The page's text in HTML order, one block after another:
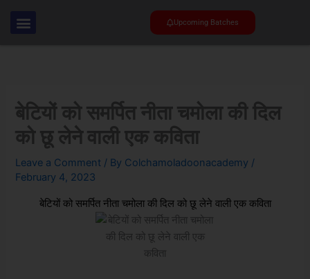
Upcoming Batches
बेटियों को समर्पित नीता चमोला की दिल
को छू लेने वाली एक कविता
Leave a Comment / By Colchamoladoonacademy /
February 4, 2023
बेटियों को समर्पित नीता चमोला की दिल को छू लेने वाली एक कविता